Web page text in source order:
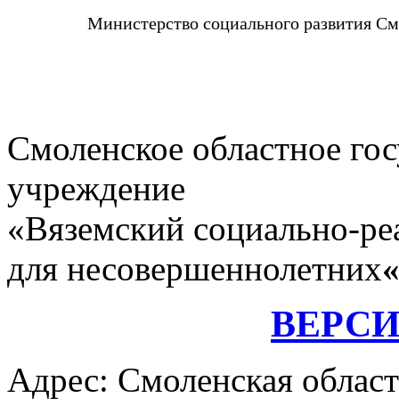
Министерство социального развития
Смоленское областное
учреждение
«Вяземский социально-
для несовершеннолетних
Адрес: Смоленская